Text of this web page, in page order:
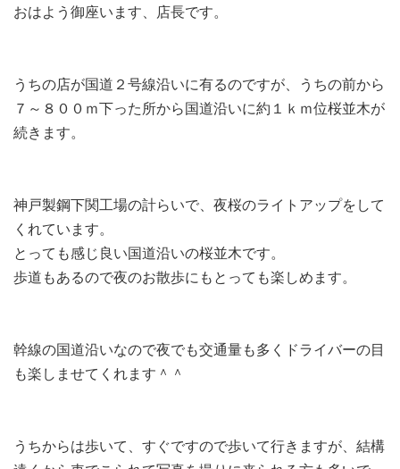
おはよう御座います、店長です。
うちの店が国道２号線沿いに有るのですが、うちの前から
７～８００ｍ下った所から国道沿いに約１ｋｍ位桜並木が
続きます。
神戸製鋼下関工場の計らいで、夜桜のライトアップをして
くれています。
とっても感じ良い国道沿いの桜並木です。
歩道もあるので夜のお散歩にもとっても楽しめます。
幹線の国道沿いなので夜でも交通量も多くドライバーの目
も楽しませてくれます＾＾
うちからは歩いて、すぐですので歩いて行きますが、結構